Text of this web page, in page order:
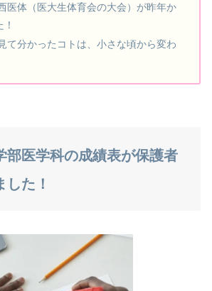
医体（医大生体育会の大会）が昨年か
て分かったコトは、小さな頃から変わ
部医学科の成績表が保護者
た！